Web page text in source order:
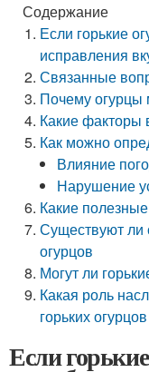
Содержание
Если горькие
исправления
Связанные
Почему огурцы
Какие факторы
Как можно
Влияние
Нарушение
Какие
Существуют ли
огурцов
Могут ли
Какая роль
горьких огурцов
Если